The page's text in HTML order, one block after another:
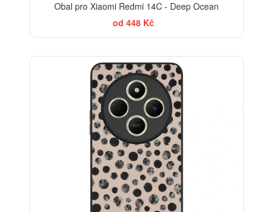
Obal pro Xiaomi Redmi 14C - Deep Ocean
od 448 Kč